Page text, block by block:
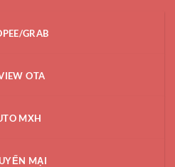
GRAB
OTA
MXH
MẠI